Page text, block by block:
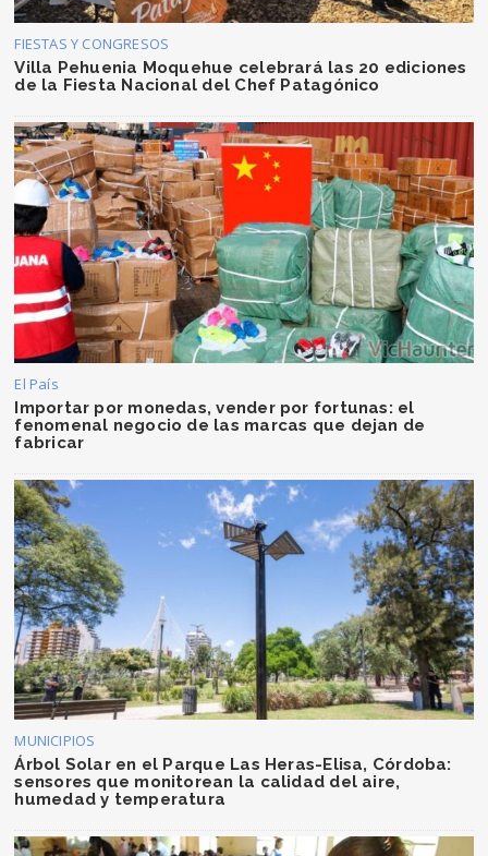
FIESTAS Y CONGRESOS
Villa Pehuenia Moquehue celebrará las 20 ediciones
de la Fiesta Nacional del Chef Patagónico
El País
Importar por monedas, vender por fortunas: el
fenomenal negocio de las marcas que dejan de
fabricar
MUNICIPIOS
Árbol Solar en el Parque Las Heras-Elisa, Córdoba:
sensores que monitorean la calidad del aire,
humedad y temperatura